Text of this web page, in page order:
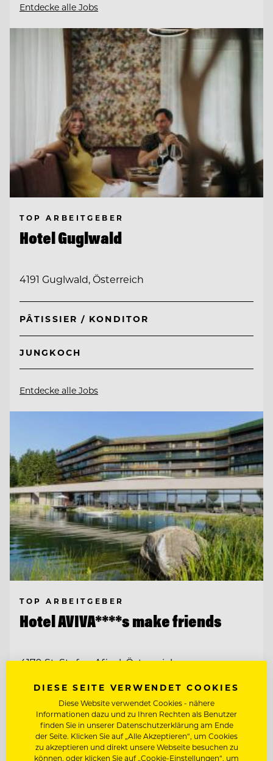
Entdecke alle Jobs
TOP ARBEITGEBER
Hotel Guglwald
4191 Guglwald, Österreich
PÂTISSIER / KONDITOR
JUNGKOCH
Entdecke alle Jobs
TOP ARBEITGEBER
Hotel AVIVA****s make friends
4170 St. Stefan-Afiesl, Österreich
CHEF DE RANG / BARKEEPER
Entdecke alle Jobs
DIESE SEITE VERWENDET COOKIES
Diese Website verwendet Cookies - nähere
Informationen dazu und zu Ihren Rechten als Benutzer
finden Sie in unserer Datenschutzerklärung am Ende
der Seite. Klicken Sie auf „Alle Akzeptieren“, um Cookies
zu akzeptieren und direkt unsere Webseite besuchen zu
können, oder klicken Sie auf „Cookie-Einstellungen“, um